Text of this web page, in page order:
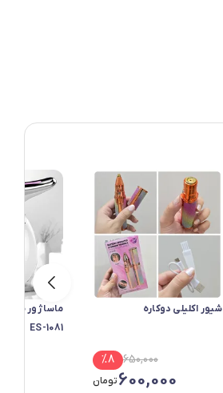
شیور اکلیلی دوکاره
650,000
%8
600,000تومان
ماساژور
ES-1081